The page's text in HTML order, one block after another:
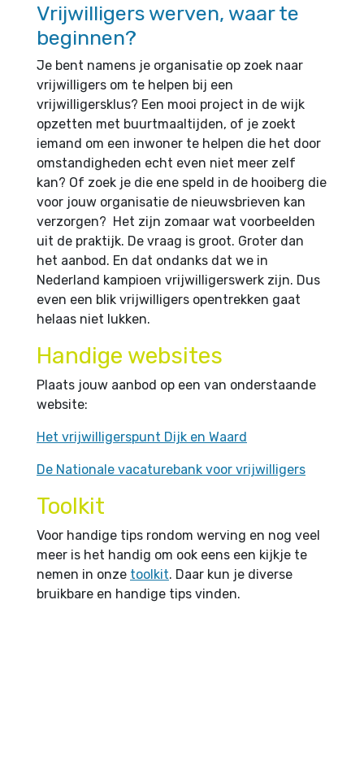
Vrijwilligers werven, waar te
beginnen?
Je bent namens je organisatie op zoek naar
vrijwilligers om te helpen bij een
vrijwilligersklus? Een mooi project in de wijk
opzetten met buurtmaaltijden, of je zoekt
iemand om een inwoner te helpen die het door
omstandigheden echt even niet meer zelf
kan? Of zoek je die ene speld in de hooiberg die
voor jouw organisatie de nieuwsbrieven kan
verzorgen? Het zijn zomaar wat voorbeelden
uit de praktijk. De vraag is groot. Groter dan
het aanbod. En dat ondanks dat we in
Nederland kampioen vrijwilligerswerk zijn. Dus
even een blik vrijwilligers opentrekken gaat
helaas niet lukken.
Handige websites
Plaats jouw aanbod op een van onderstaande
website:
Het vrijwilligerspunt Dijk en Waard
De Nationale vacaturebank voor vrijwilligers
Toolkit
Voor handige tips rondom werving en nog veel
meer is het handig om ook eens een kijkje te
nemen in onze toolkit. Daar kun je diverse
bruikbare en handige tips vinden.